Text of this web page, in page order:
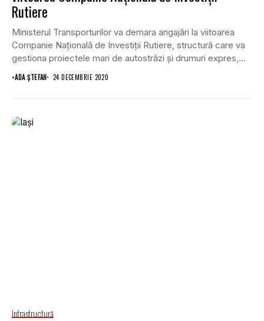
Rutiere
Ministerul Transporturilor va demara angajări la viitoarea
Companie Națională de Investiții Rutiere, structură care va
gestiona proiectele mari de autostrăzi și drumuri expres,...
•ADA ȘTEFAN 24 DECEMBRIE 2020
Infrastructură